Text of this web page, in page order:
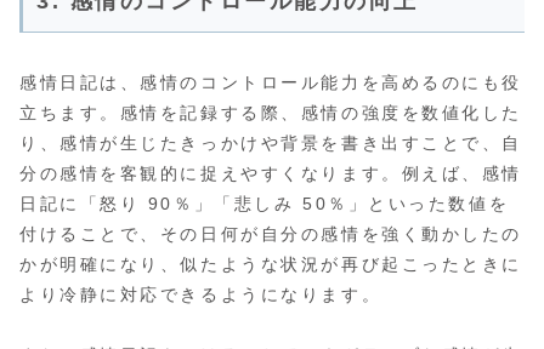
感情日記は、感情のコントロール能力を高めるのにも役
立ちます。感情を記録する際、感情の強度を数値化した
り、感情が生じたきっかけや背景を書き出すことで、自
分の感情を客観的に捉えやすくなります。例えば、感情
日記に「怒り 90％」「悲しみ 50％」といった数値を
付けることで、その日何が自分の感情を強く動かしたの
かが明確になり、似たような状況が再び起こったときに
より冷静に対応できるようになります。